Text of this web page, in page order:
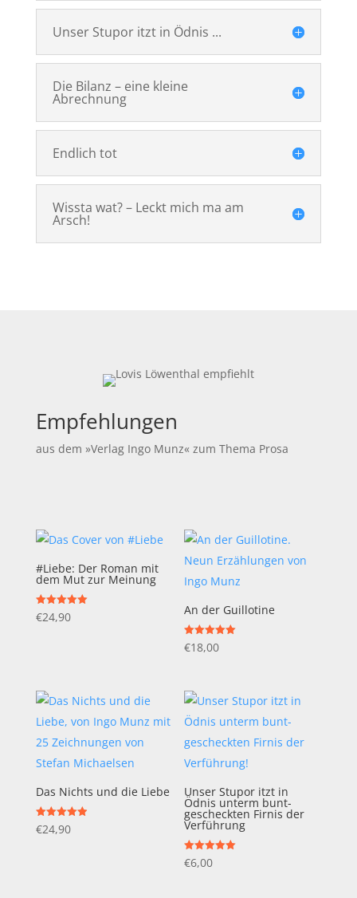
Unser Stupor itzt in Ödnis ...
Die Bilanz – eine kleine
Abrechnung
Endlich tot
Wissta wat? – Leckt mich ma am
Arsch!
Empfehlungen
aus dem »Verlag Ingo Munz« zum Thema Prosa
#Liebe: Der Roman mit
dem Mut zur Meinung
Bewertet mit
5.00
€24,90 An der Guillotine
Bewertet mit
5.00
€18,00
Das Nichts und die Liebe
Bewertet mit
4.96
€24,90
Unser Stupor itzt in
Ödnis unterm bunt-
gescheckten Firnis der
Verführung
Bewertet mit
5.00
€6,00